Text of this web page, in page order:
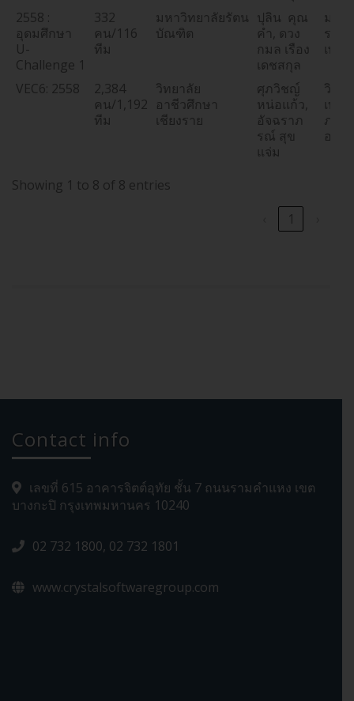
2558 :
อุดมศึกษา
U-
Challenge 1
332
คน/116
ทีม
มหาวิทยาลัยรัตน
บัณฑิต
ปุลิน คุณ
คำ, ดวง
กมล เรือง
เดชสกุล
มหา
ราช
เพช
VEC6: 2558
2,384
คน/1,192
ทีม
วิทยาลัย
อาชีวศึกษา
เชียงราย
ศุภวิชญ์
หน่อแก้ว,
อัจฉราภ
รณ์ สุข
แจ่ม
วิทย
เทค
ภาค
ออก
Showing 1 to 8 of 8 entries
1
Contact info
เลขที่ 615 อาคารจิตต์อุทัย ชั้น 7 ถนนรามคำแหง เขต
บางกะปิ กรุงเทพมหานคร 10240
02 732 1800, 02 732 1801
www.crystalsoftwaregroup.com